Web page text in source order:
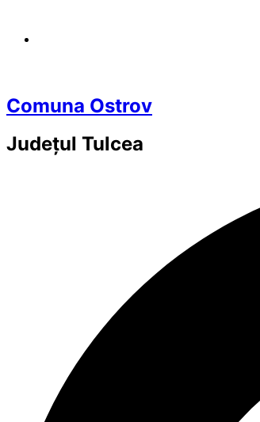
Comuna Ostrov
Județul Tulcea